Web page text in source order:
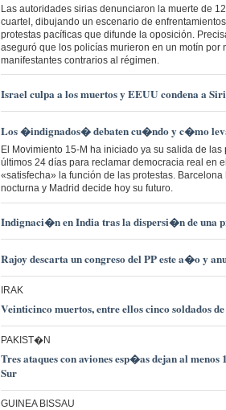
Las autoridades sirias denunciaron la muerte de
cuartel, dibujando un escenario de
protestas pacíficas que difunde la oposición.
aseguró que los policías murieron en un motín por
manifestantes contrarios al régimen.
Israel culpa a los muertos y EEUU condena a
Los �indignados� debaten cu�ndo y c�mo
El Movimiento 15-M ha iniciado ya su salida de
últimos 24 días para reclamar democracia real en
«satisfecha» la función de las protestas.
nocturna y Madrid decide hoy su futuro.
Indignaci�n en India tras la dispersi�n de una
Rajoy descarta un congreso del PP este a�o y
IRAK
Veinticinco muertos, entre ellos cinco soldados
PAKIST�N
Tres ataques con aviones esp�as dejan al
Sur
GUINEA BISSAU